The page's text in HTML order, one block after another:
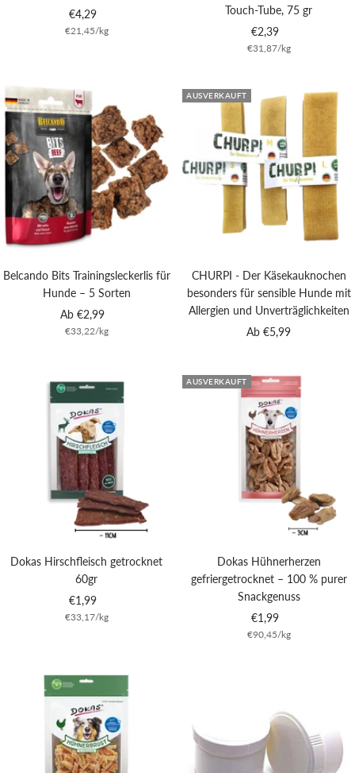
Angebotspreis
€4,29
€21,45/kg
Touch-Tube, 75 gr
Angebotspreis
€2,39
€31,87/kg
Belcando Bits Trainingsleckerlis für
Hunde – 5 Sorten
Angebotspreis
Ab €2,99
€33,22/kg
AUSVERKAUFT
CHURPI - Der Käsekauknochen
besonders für sensible Hunde mit
Allergien und Unverträglichkeiten
Angebotspreis
Ab €5,99
Dokas Hirschfleisch getrocknet
60gr
Angebotspreis
€1,99
€33,17/kg
AUSVERKAUFT
Dokas Hühnerherzen
gefriergetrocknet – 100 % purer
Snackgenuss
Angebotspreis
€1,99
€90,45/kg